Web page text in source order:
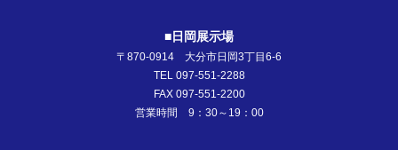
■日岡展示場
〒870-0914 大分市日岡3丁目6-6
TEL 097-551-2288
FAX 097-551-2200
営業時間 9：30～19：00